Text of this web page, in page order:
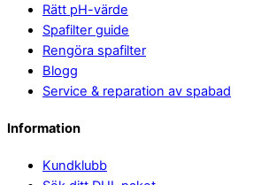
Rätt pH-värde
Spafilter guide
Rengöra spafilter
Blogg
Service & reparation av spabad
Information
Kundklubb